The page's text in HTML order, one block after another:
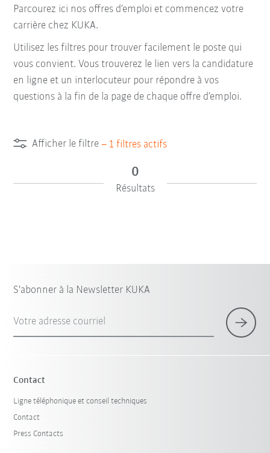
Parcourez ici nos offres d’emploi et commencez votre
carrière chez KUKA.
Utilisez les filtres pour trouver facilement le poste qui
vous convient. Vous trouverez le lien vers la candidature
en ligne et un interlocuteur pour répondre à vos
questions à la fin de la page de chaque offre d’emploi.
Afficher le filtre – 1 filtres actifs
0
Résultats
S'abonner à la Newsletter KUKA
Votre adresse courriel
Contact
Ligne téléphonique et conseil techniques
Contact
Press Contacts